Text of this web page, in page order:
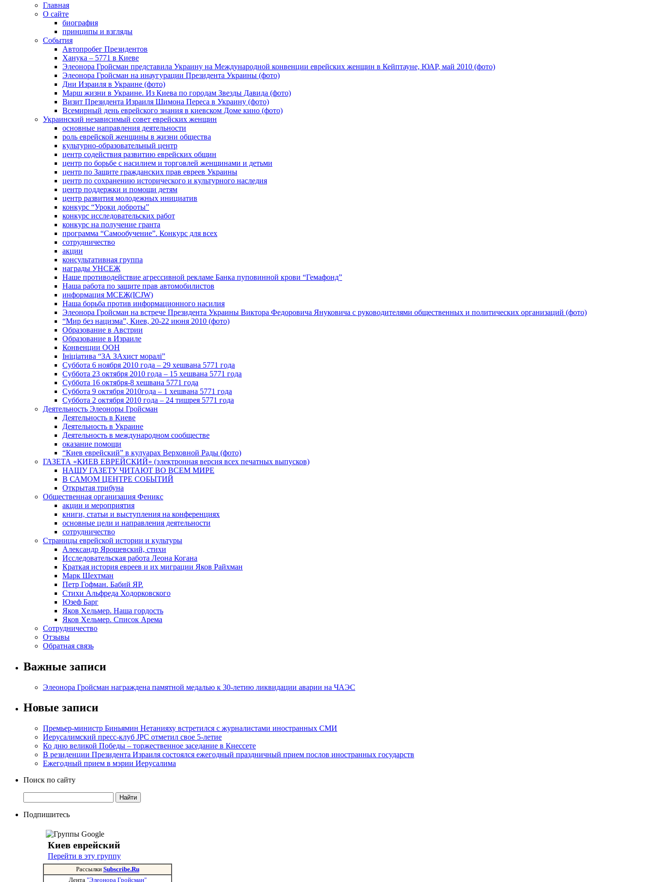
Главная
О сайте
биография
принципы и взгляды
События
Автопробег Президентов
Ханука – 5771 в Киеве
Элеонора Гройсман представила Украину на Международной конвенции еврейских женщин в Кейптауне, ЮАР, май 2010 (фото)
Элеонора Гройсман на инаугурации Президента Украины (фото)
Дни Израиля в Украине (фото)
Марш жизни в Украине. Из Киева по городам Звезды Давида (фото)
Визит Президента Израиля Шимона Переса в Украину (фото)
Всемирный день еврейского знания в киевском Доме кино (фото)
Украинский независимый совет еврейских женщин
основные направления деятельности
роль еврейской женщины в жизни общества
культурно-образовательный центр
центр содействия развитию еврейских общин
центр по борьбе с насилием и торговлей женщинами и детьми
центр по Защите гражданских прав евреев Украины
центр по сохранению исторического и культурного наследия
центр поддержки и помощи детям
центр развития молодежных инициатив
конкурс “Уроки доброты”
конкурс исследовательских работ
конкурс на получение гранта
программа “Самообучение”. Конкурс для всех
сотрудничество
акции
консультативная группа
награды УНСЕЖ
Наше противодействие агрессивной рекламе Банка пуповинной крови “Гемафонд”
Наша работа по защите прав автомобилистов
информация МСЕЖ(ICJW)
Наша борьба против информационного насилия
Элеонора Гройсман на встрече Президента Украины Виктора Федоровича Януковича с руководителями общественных и политических организаций (фото)
“Мир без нацизма”, Киев, 20-22 июня 2010 (фото)
Образование в Австрии
Образование в Израиле
Конвенции ООН
Ініціатива “ЗА ЗАхист моралі”
Суббота 6 ноября 2010 года – 29 хешвана 5771 года
Суббота 23 октября 2010 года – 15 хешвана 5771 года
Суббота 16 октября-8 хешвана 5771 года
Суббота 9 октября 2010года – 1 хешвана 5771 года
Суббота 2 октября 2010 года – 24 тишрея 5771 года
Деятельность Элеоноры Гройсман
Деятельность в Киеве
Деятельность в Украине
Деятельность в международном сообществе
оказание помощи
“Киев еврейский” в кулуарах Верховной Рады (фото)
ГАЗЕТА «КИЕВ ЕВРЕЙСКИЙ» (электронная версия всех печатных выпусков)
НАШУ ГАЗЕТУ ЧИТАЮТ ВО ВСЕМ МИРЕ
В САМОМ ЦЕНТРЕ СОБЫТИЙ
Открытая трибуна
Общественная организация Феникс
акции и мероприятия
книги, статьи и выступления на конференциях
основные цели и направления деятельности
сотрудничество
Страницы еврейской истории и культуры
Александр Ярошевский, стихи
Исследовательская работа Леона Когана
Краткая история евреев и их миграции Яков Райхман
Марк Шехтман
Петр Гофман. Бабий ЯР.
Стихи Альфреда Ходорковского
Юзеф Барг
Яков Хельмер. Наша гордость
Яков Хельмер. Список Арема
Сотрудничество
Отзывы
Обратная связь
Важные записи
Элеонора Гройсман награждена памятной медалью к 30-летию ликвидации аварии на ЧАЭС
Новые записи
Премьер-министр Биньямин Нетанияху встретился с журналистами иностранных СМИ
Иерусалимский пресс-клуб JPC отметил свое 5-летие
Ко дню великой Победы – торжественное заседание в Кнессете
В резиденции Президента Израиля состоялся ежегодный праздничный прием послов иностранных государств
Ежегодный прием в мэрии Иерусалима
Поиск по сайту
Подпишитесь
Киев еврейский
Перейти в эту группу
Рассылки Subscribe.Ru
Лента "Элеонора Гройсман"